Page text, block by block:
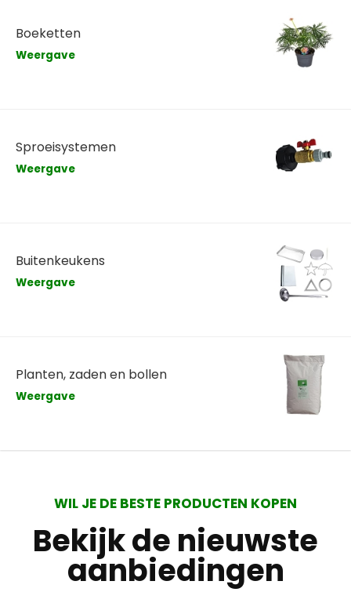
Boeketten
Weergave
Sproeisystemen
Weergave
Buitenkeukens
Weergave
Planten, zaden en bollen
Weergave
WIL JE DE BESTE PRODUCTEN KOPEN
Bekijk de nieuwste
aanbiedingen